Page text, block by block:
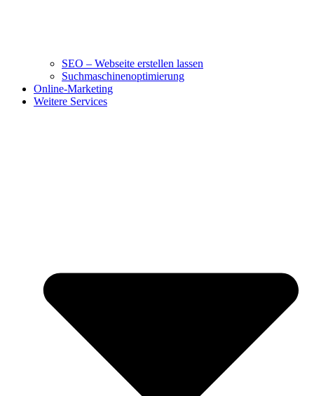
SEO – Webseite erstellen lassen
Suchmaschinenoptimierung
Online-Marketing
Weitere Services